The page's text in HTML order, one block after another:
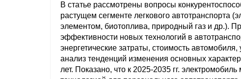
В статье рассмотрены вопросы
растущем сегменте легкового автотранспорта
элементом, биотоплива, природный газ и др.).
эффективности новых технологий в
энергетические затраты, стоимость
анализ тенденций изменения основных
лет. Показано, что к 2025-2035 гг.